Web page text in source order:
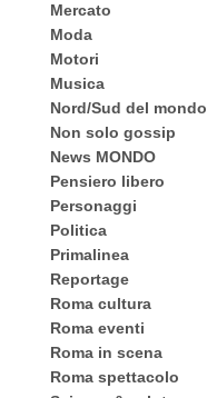
Mercato
Moda
Motori
Musica
Nord/Sud del mondo
Non solo gossip
News MONDO
Pensiero libero
Personaggi
Politica
Primalinea
Reportage
Roma cultura
Roma eventi
Roma in scena
Roma spettacolo